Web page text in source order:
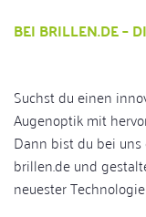
BEI BRILLEN.DE –
Suchst du einen
Augenoptik mit
Dann bist du bei
brillen.de und
neuester